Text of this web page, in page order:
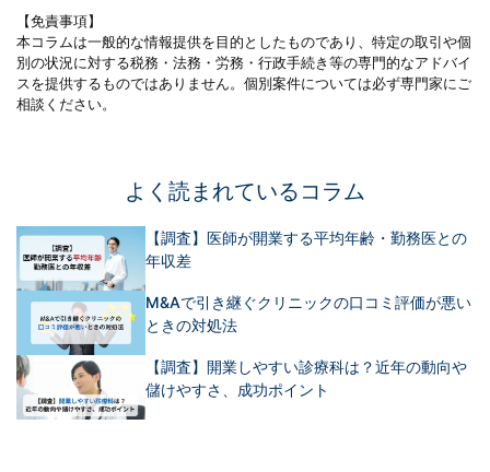
【免責事項】
本コラムは一般的な情報提供を目的としたものであり、特定の取引や個
別の状況に対する税務・法務・労務・行政手続き等の専門的なアドバイ
スを提供するものではありません。個別案件については必ず専門家にご
相談ください。
よく読まれているコラム
【調査】医師が開業する平均年齢・勤務医との
年収差
M&Aで引き継ぐクリニックの口コミ評価が悪い
ときの対処法
【調査】開業しやすい診療科は？近年の動向や
儲けやすさ、成功ポイント